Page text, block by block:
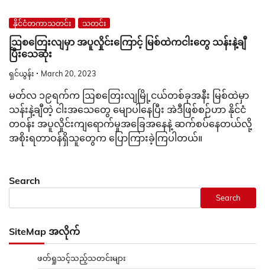
နိုင်ငံတကာသတင်း သတင်း
ဩစတြေးလျမှာ အပူလှိုင်းကြောင့် မြစ်ထဲကငါးတွေ သန်းနဲ့ချီ
ပြီးသေဆုံး
ရှင်ယွန်း March 20, 2023
မတ်လ ၁၉ရက်က ဩစတြေးလျမြို့ငယ်တစ်ခုအနီး မြစ်ထဲမှာ
သန်းနဲ့ချီတဲ့ ငါးအသေတွေ မျောပါနေပြီး အဲဒီဖြစ်စဉ်ဟာ နိုင်ငံ
တဝန်း အပူလှိုင်းကျရောက်မှုအခြေအနေနဲ့ ဆက်စပ်နေတယ်လို့
အစိုးရတာဝန်ရှိသူတွေက ပြောကြားခဲ့ကြပါတယ်။
Search
Search
SiteMap အလိုက်
ဖတ်ရှုသင့်သည့်သတင်းများ